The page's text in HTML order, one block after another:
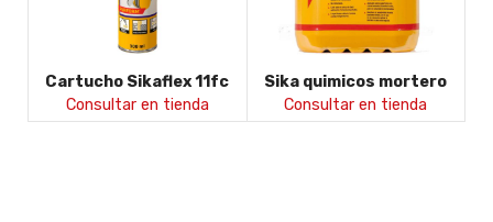
Cartucho Sikaflex 11fc
Purform negro
Consultar en tienda
Sika quimicos mortero
bote top 50 resina union
5kg
Consultar en tienda